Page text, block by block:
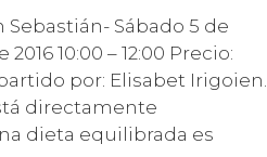
Sebastián- Sábado 5 de
10:00 – 12:00 Precio:
por: Elisabet Irigoien.
directamente
dieta equilibrada es